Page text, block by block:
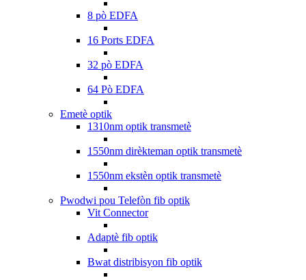
8 pò EDFA
16 Ports EDFA
32 pò EDFA
64 Pò EDFA
Emetè optik
1310nm optik transmetè
1550nm dirèkteman optik transmetè
1550nm ekstèn optik transmetè
Pwodwi pou Telefòn fib optik
Vit Connector
Adaptè fib optik
Bwat distribisyon fib optik